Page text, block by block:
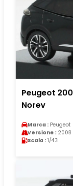
Peugeot
Norev
Marca : Peugeot
Versione : 2008
Scala : 1/43